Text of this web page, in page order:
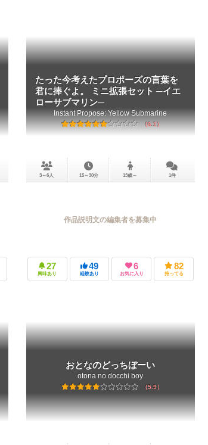
たった今考えたプロポーズの言葉を
君に捧ぐよ。 ミニ拡張セット ─イエ
ローサブマリン─
Instant Propose: Yellow Submarine
6.1
3～6人 15～30分 13歳～ 1件
作品説明文の編集者を募集中
27
興味あり
49
経験あり
6
お気に入り
82
持ってる
おとなのどっちぼーい
otona no docchi boy
5.9